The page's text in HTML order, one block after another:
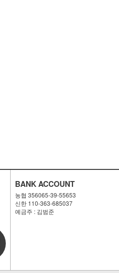
BANK ACCOUNT
농협 356065-39-55653
신한 110-363-685037
예금주 : 김범준